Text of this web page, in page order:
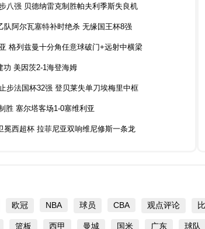
八强 贝德纳雷克制胜帕夫利季斯失良机
队阿尔瓦塞特补时绝杀 无缘国王杯8强
格列兹曼十分角任意球破门+远射中横梁
功 美因茨2-1海登海姆
步法国杯32强 登贝莱失单刀埃梅里中框
胜 塞尔塔客场1-0塞维利亚
冕西超杯 拉菲尼亚双响维尼修斯一条龙
欧冠 NBA 球员 CBA 观点评论
篮板 西甲 曼城 国米 广东 球队